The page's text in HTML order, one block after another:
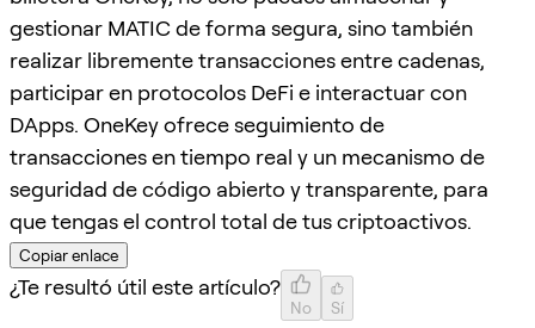
gestionar MATIC de forma segura, sino también
realizar libremente transacciones entre cadenas,
participar en protocolos DeFi e interactuar con
DApps. OneKey ofrece seguimiento de
transacciones en tiempo real y un mecanismo de
seguridad de código abierto y transparente, para
que tengas el control total de tus criptoactivos.
Copiar enlace
¿Te resultó útil este artículo?
No Sí